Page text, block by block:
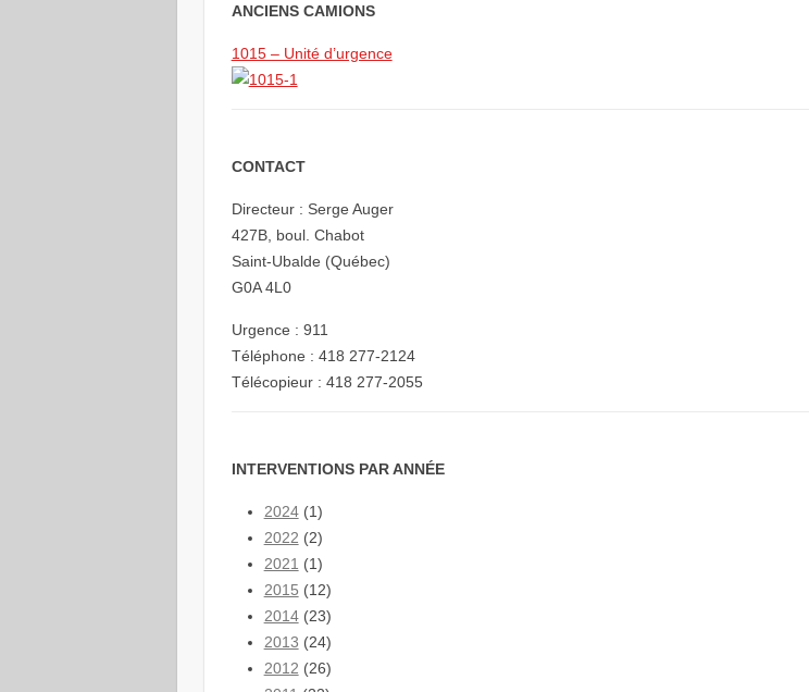
ANCIENS CAMIONS
1015 – Unité d’urgence
CONTACT
Directeur : Serge Auger
427B, boul. Chabot
Saint-Ubalde (Québec)
G0A 4L0
Urgence : 911
Téléphone : 418 277-2124
Télécopieur : 418 277-2055
INTERVENTIONS PAR ANNÉE
2024(1)
2022 (2)
2021 (1)
2015 (12)
2014(23)
2013 (24)
2012 (26)